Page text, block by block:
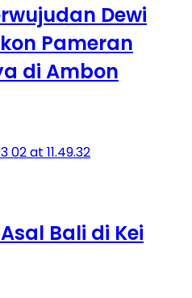
Dewi
Pameran
di Ambon
Bali di Kei